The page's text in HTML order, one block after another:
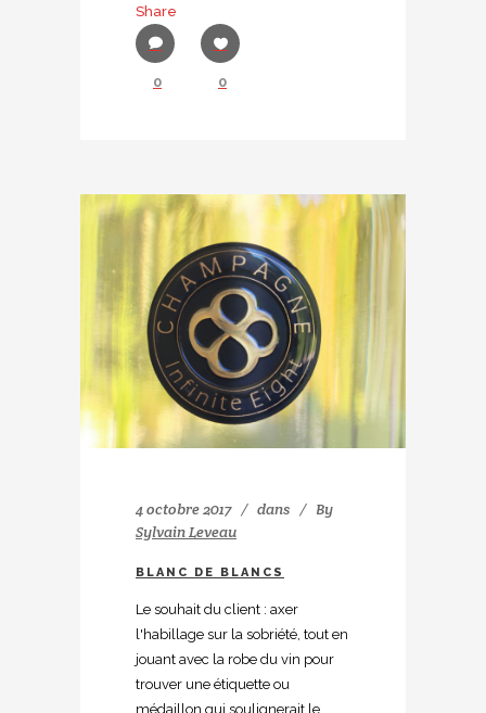
Share
0 0
4 octobre 2017 dans
By
Sylvain Leveau
BLANC DE BLANCS
Le souhait du client : axer
l'habillage sur la sobriété, tout en
jouant avec la robe du vin pour
trouver une étiquette ou
médaillon qui soulignerait le